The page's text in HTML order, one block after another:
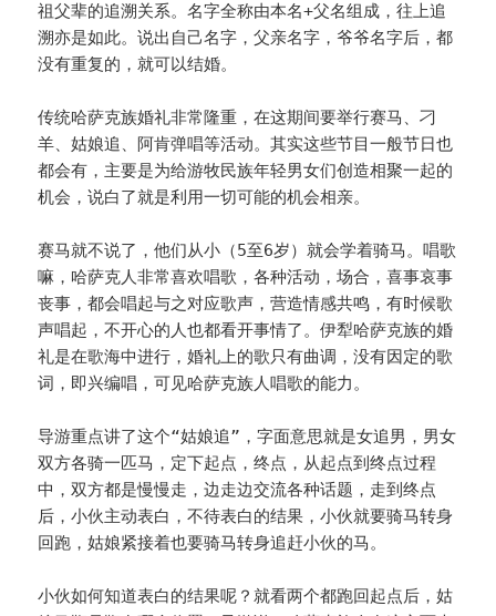
祖父辈的追溯关系。名字全称由本名+父名组成，往上追
溯亦是如此。说出自己名字，父亲名字，爷爷名字后，都
没有重复的，就可以结婚。
传统哈萨克族婚礼非常隆重，在这期间要举行赛马、刁
羊、姑娘追、阿肯弹唱等活动。其实这些节目一般节日也
都会有，主要是为给游牧民族年轻男女们创造相聚一起的
机会，说白了就是利用一切可能的机会相亲。
赛马就不说了，他们从小（5至6岁）就会学着骑马。唱歌
嘛，哈萨克人非常喜欢唱歌，各种活动，场合，喜事哀事
丧事，都会唱起与之对应歌声，营造情感共鸣，有时候歌
声唱起，不开心的人也都看开事情了。伊犁哈萨克族的婚
礼是在歌海中进行，婚礼上的歌只有曲调，没有因定的歌
词，即兴编唱，可见哈萨克族人唱歌的能力。
导游重点讲了这个“姑娘追”，字面意思就是女追男，男女
双方各骑一匹马，定下起点，终点，从起点到终点过程
中，双方都是慢慢走，边走边交流各种话题，走到终点
后，小伙主动表白，不待表白的结果，小伙就要骑马转身
回跑，姑娘紧接着也要骑马转身追赶小伙的马。
小伙如何知道表白的结果呢？就看两个都跑回起点后，姑